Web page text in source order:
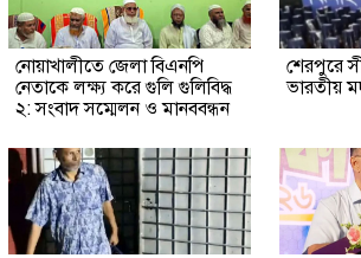
নোয়াখালীতে জেলা বিএনপি
নেতাকে লক্ষ্য করে গুলি গুলিবিদ্ধ
২: সংবাদ সম্মেলন ও মানববন্ধন
শেরপুরে
ভারতীয়